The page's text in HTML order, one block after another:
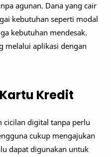
agunan. Dana yang cair
kebutuhan seperti modal
kebutuhan mendesak.
melalui aplikasi dengan
Kredit
cicilan digital tanpa perlu
cukup mengajukan
dapat digunakan untuk